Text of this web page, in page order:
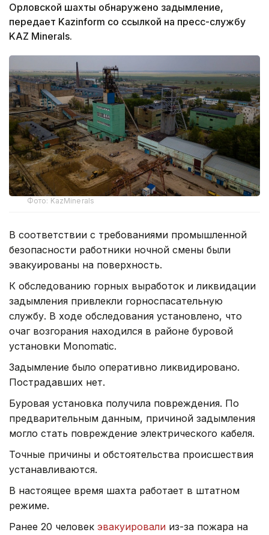
Орловской шахты обнаружено задымление,
передает Kazinform со ссылкой на пресс-службу
KAZ Minerals.
Фото: KazMinerals
В соответствии с требованиями промышленной
безопасности работники ночной смены были
эвакуированы на поверхность.
К обследованию горных выработок и ликвидации
задымления привлекли горноспасательную
службу. В ходе обследования установлено, что
очаг возгорания находился в районе буровой
установки Monomatic.
Задымление было оперативно ликвидировано.
Пострадавших нет.
Буровая установка получила повреждения. По
предварительным данным, причиной задымления
могло стать повреждение электрического кабеля.
Точные причины и обстоятельства происшествия
устанавливаются.
В настоящее время шахта работает в штатном
режиме.
Ранее 20 человек эвакуировали из-за пожара на